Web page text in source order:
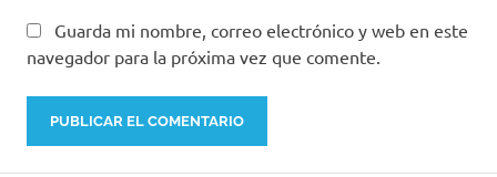
Guarda mi nombre, correo electrónico y web en este
navegador para la próxima vez que comente.